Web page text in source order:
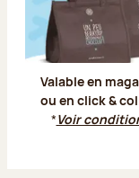
Valable en
ou en click &
*Voir